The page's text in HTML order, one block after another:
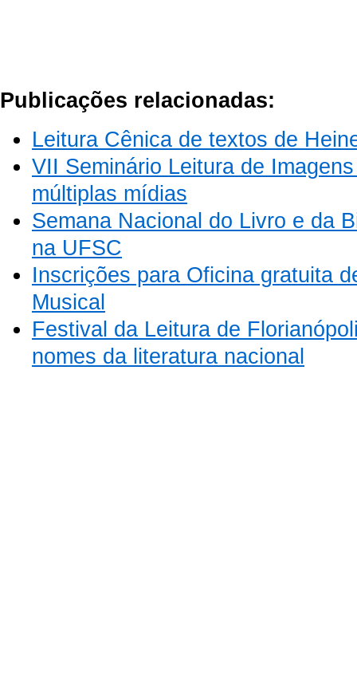
Publicações relacionadas:
Leitura Cênica de textos de
VII Seminário Leitura de
múltiplas mídias
Semana Nacional do Livro e da
na UFSC
Inscrições para Oficina gratuita
Musical
Festival da Leitura de
nomes da literatura nacional